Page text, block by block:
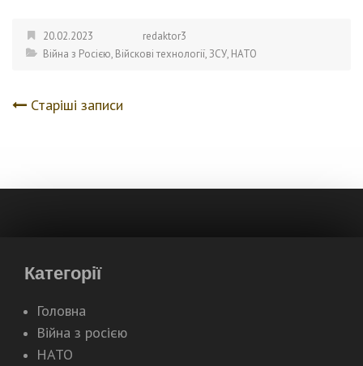
20.02.2023
redaktor3
Війна з Росією, Війскові технології,ЗСУ, НАТО
Навігація
Старіші записи
Категорії
Головна
Війна з росією
НАТО